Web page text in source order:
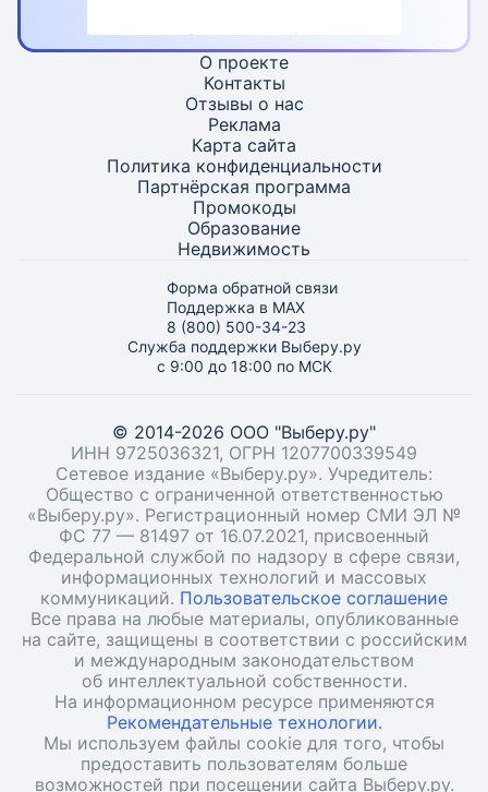
О проекте
Контакты
Отзывы о нас
Реклама
Карта сайта
Политика конфиденциальности
Партнёрская программа
Промокоды
Образование
Недвижимость
Форма обратной связи
Поддержка в MAX
8 (800) 500-34-23
Служба поддержки Выберу.ру
с 9:00 до 18:00 по МСК
© 2014-2026 ООО "Выберу.ру"
ИНН 9725036321, ОГРН 1207700339549
Сетевое издание «Выберу.ру». Учредитель:
Общество с ограниченной ответственностью
«Выберу.ру». Регистрационный номер СМИ ЭЛ №
ФС 77 — 81497 от 16.07.2021, присвоенный
Федеральной службой по надзору в сфере связи,
информационных технологий и массовых
коммуникаций. Пользовательское соглашение
Все права на любые материалы, опубликованные
на сайте, защищены в соответствии с российским
и международным законодательством
об интеллектуальной собственности.
На информационном ресурсе применяются
Рекомендательные технологии.
Мы используем файлы cookie для того, чтобы
предоставить пользователям больше
возможностей при посещении сайта Выберу.ру.